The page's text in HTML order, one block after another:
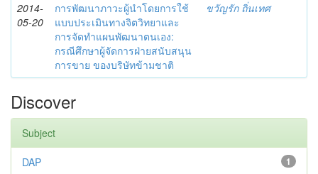
2014-
05-20
การพัฒนาภาวะผู้นำโดยการใช้
แบบประเมินทางจิตวิทยาและ
การจัดทำแผนพัฒนาตนเอง:
กรณีศึกษาผู้จัดการฝ่ายสนับสนุน
การขาย ของบริษัทข้ามชาติ
ขวัญรัก ถิ่นเทศ
Discover
Subject
1
DAP